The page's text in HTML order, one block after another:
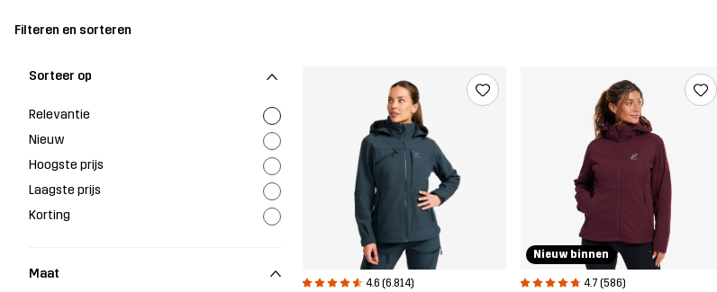
Filteren en sorteren
Sorteer op
Relevantie
Nieuw
Hoogste prijs
Laagste prijs
Korting
Maat
4.6 (6.814)
Nieuw binnen
4.7 (586)